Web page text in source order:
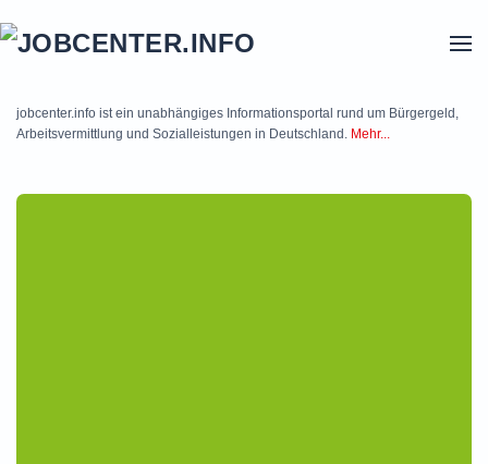
jobcenter.info ist ein unabhängiges Informationsportal rund um Bürgergeld,
Arbeitsvermittlung und Sozialleistungen in Deutschland. Mehr...